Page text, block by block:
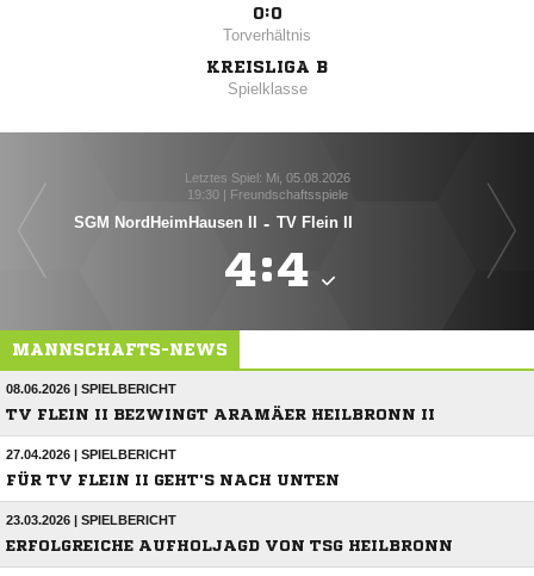
0:0
Torverhältnis
KREISLIGA B
Spielklasse
Letztes Spiel: Mi, 05.08.2026
19:30 | Freundschaftsspiele
SGM NordHeimHausen II - TV Flein II
:
MANNSCHAFTS-NEWS
08.06.2026 | SPIELBERICHT
TV FLEIN II BEZWINGT ARAMÄER HEILBRONN II
27.04.2026 | SPIELBERICHT
FÜR TV FLEIN II GEHT'S NACH UNTEN
23.03.2026 | SPIELBERICHT
ERFOLGREICHE AUFHOLJAGD VON TSG HEILBRONN